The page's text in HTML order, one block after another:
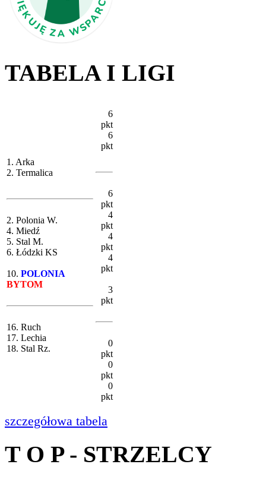
TABELA I LIGI
1. Arka
2. Termalica
2. Polonia W.
4. Miedź
5. Stal M.
6. Łódzki KS
10. POLONIA
BYTOM
16. Ruch
17. Lechia
18. Stal Rz.
6
pkt
6
pkt
6
pkt
4
pkt
4
pkt
4
pkt
3
pkt
0
pkt
0
pkt
0
pkt
szczegółowa tabela
T O P - STRZELCY